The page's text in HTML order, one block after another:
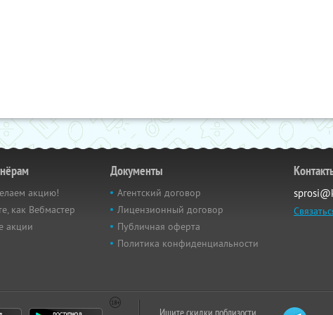
акцию!
как Вебмастер
акции
Документы
Агентский договор
Лицензионный договор
Публичная оферта
Политика конфиденциальности